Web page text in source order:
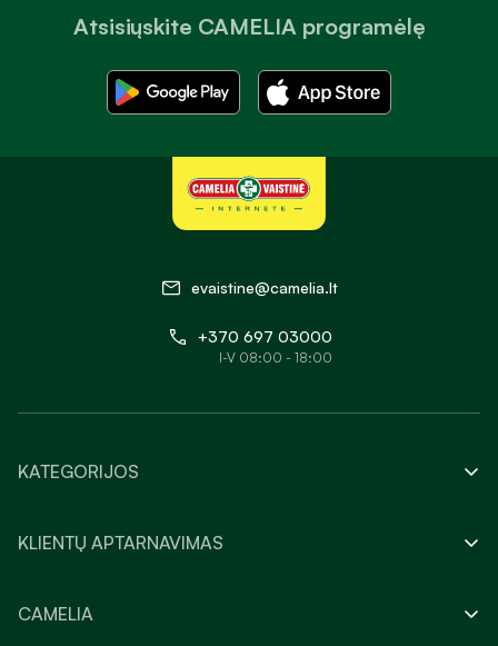
Atsisiųskite CAMELIA programėlę
evaistine@camelia.lt
+370 697 03000
I-V 08:00 - 18:00
KATEGORIJOS
KLIENTŲ APTARNAVIMAS
CAMELIA